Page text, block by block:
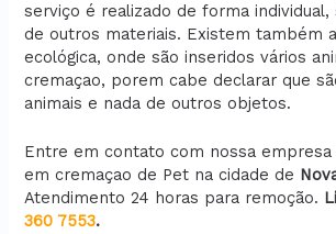
serviço é realizado de forma
de outros materiais. Existem também
ecológica, onde são inseridos vários
cremaçao, porem cabe declarar que
animais e nada de outros objetos.
Entre em contato com nossa empresa
em cremaçao de Pet na cidade de
Atendimento 24 horas para remoção.
360 7553.